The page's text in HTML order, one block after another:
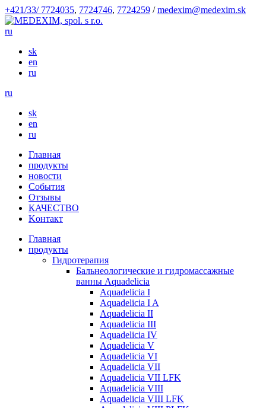
+421/33/ 7724035, 7724746, 7724259 /medexim@medexim.sk
ru
sk
en
ru
ru
sk
en
ru
Глaвнaя
продукты
новости
События
Отзывы
КАЧЕСТВО
Kонтакт
Глaвнaя
продукты
Гидротерапия
Бальнеологические и гидромассажные
ванны Aquadelicia
Aquadelicia I
Aquadelicia I A
Aquadelicia II
Aquadelicia III
Aquadelicia IV
Aquadelicia V
Aquadelicia VI
Aquadelicia VII
Aquadelicia VII LFK
Aquadelicia VIII
Aquadelicia VIII LFK